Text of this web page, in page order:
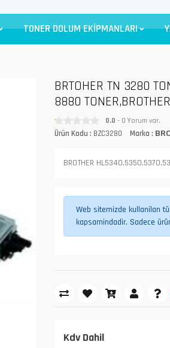
TONER DOLUM EKİPMANLARI
BRTOHER TN 3280
8880
0.0 - 0 Yorum var.
Ürün Kodu : BZC3280 Marka :
BROTHER
Web sitemizde kullanilan
kapsamindadir. Sadece
Kdv Dahil